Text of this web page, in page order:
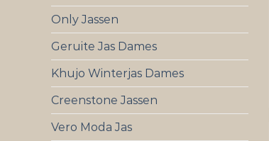
Only Jassen
Geruite Jas Dames
Khujo Winterjas Dames
Creenstone Jassen
Vero Moda Jas